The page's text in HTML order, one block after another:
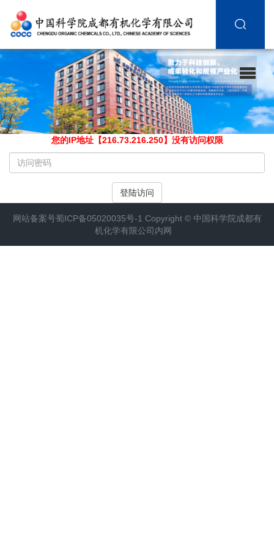
您的IP地址【216.73.216.250】没有访问权限
输
入
访
密
码
登陆访问
网站备案号蜀ICP备05020035号-1 Copyright © 中国科学院成都有
机化学有限公司内网